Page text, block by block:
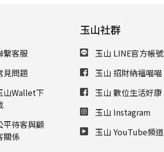
繫客服
見問題
山Wallet下
平待客與顧
關係
玉山社群
玉山 LINE官方帳號
玉山 招財納福喵喵
玉山 數位生活好康
玉山 Instagram
玉山 YouTube頻道